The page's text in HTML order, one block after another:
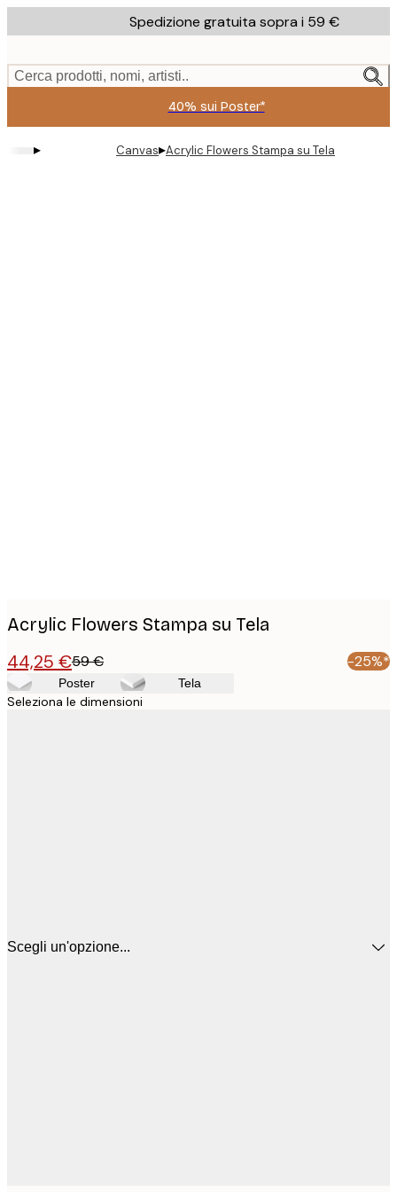
to
content.
Spedizione gratuita sopra i 59 €
Cerca prodotti, nomi, artisti..
40% sui Poster*
▸ Canvas▸Acrylic Flowers Stampa su Tela
Acrylic Flowers Stampa su Tela
44,25 €59 € -25%*
Poster Tela
Seleziona le dimensioni
Scegli un'opzione...